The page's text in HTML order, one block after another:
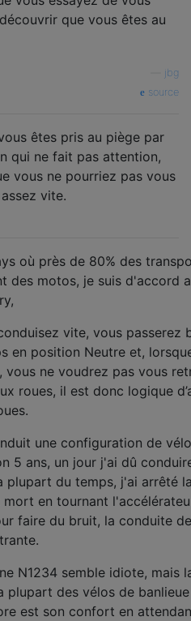
que vous êtes au
jbg
source
êtes pris au piège par
qui ne fait pas attention,
vous ne pourriez pas vous
vite.
où près de 80% des
des motos, je suis d'accord
vite, vous passerez
en position Neutre et,
vous ne voudrez pas vous
roues, il est donc logique
une configuration de
5 ans, un jour j'ai dû
plupart du temps, j'ai arrêté
en tournant
faire du bruit, la conduite
N1234 semble idiote, mais
plupart des vélos de
est son confort en